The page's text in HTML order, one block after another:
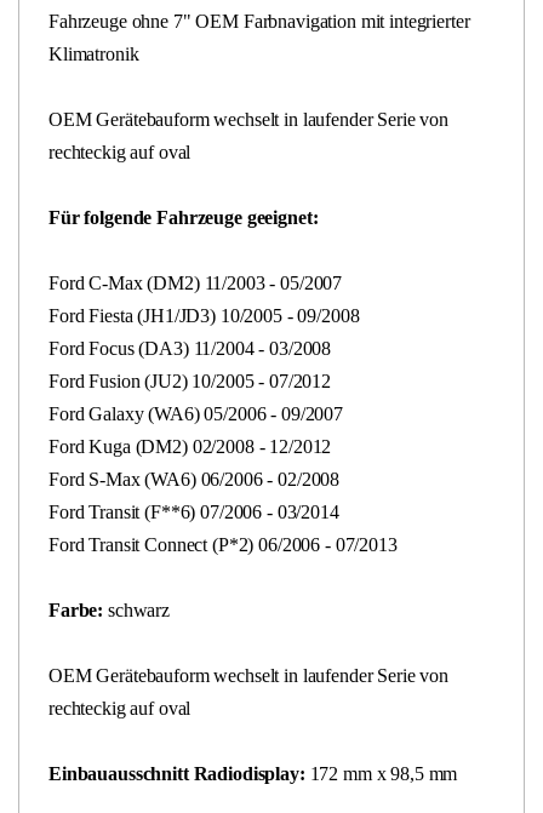
Fahrzeuge ohne 7" OEM Farbnavigation mit integrierter
Klimatronik
OEM Gerätebauform wechselt in laufender Serie von
rechteckig auf oval
Für folgende Fahrzeuge geeignet:
Ford C-Max (DM2) 11/2003 - 05/2007
Ford Fiesta (JH1/JD3) 10/2005 - 09/2008
Ford Focus (DA3) 11/2004 - 03/2008
Ford Fusion (JU2) 10/2005 - 07/2012
Ford Galaxy (WA6) 05/2006 - 09/2007
Ford Kuga (DM2) 02/2008 - 12/2012
Ford S-Max (WA6) 06/2006 - 02/2008
Ford Transit (F**6) 07/2006 - 03/2014
Ford Transit Connect (P*2) 06/2006 - 07/2013
Farbe: schwarz
OEM Gerätebauform wechselt in laufender Serie von
rechteckig auf oval
Einbauausschnitt Radiodisplay: 172 mm x 98,5 mm